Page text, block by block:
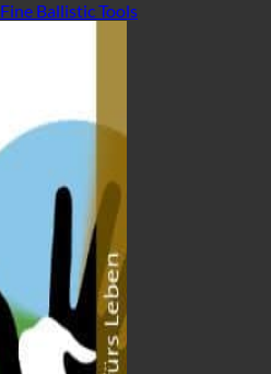
Fine Ballistic Tools